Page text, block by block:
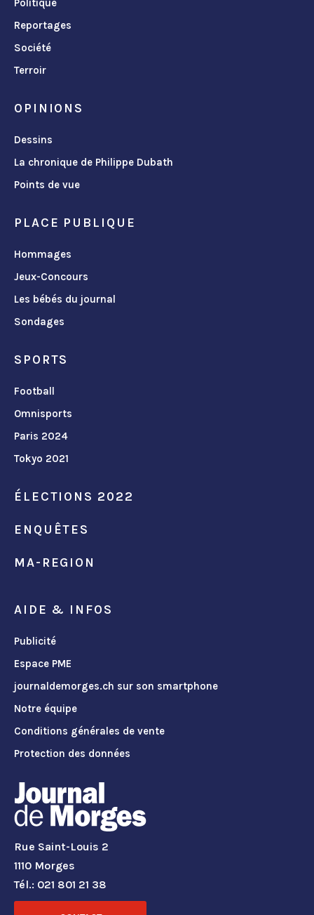
Politique
Reportages
Société
Terroir
OPINIONS
Dessins
La chronique de Philippe Dubath
Points de vue
PLACE PUBLIQUE
Hommages
Jeux-Concours
Les bébés du journal
Sondages
SPORTS
Football
Omnisports
Paris 2024
Tokyo 2021
ÉLECTIONS 2022
ENQUÊTES
MA-REGION
AIDE & INFOS
Publicité
Espace PME
journaldemorges.ch sur son smartphone
Notre équipe
Conditions générales de vente
Protection des données
Rue Saint-Louis 2
1110 Morges
Tél.: 021 801 21 38